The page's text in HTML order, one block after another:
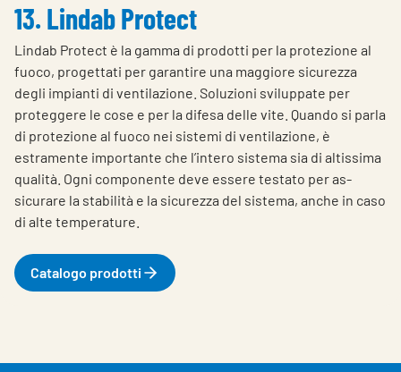
13. Lindab Protect
Lindab Protect è la gamma di prodotti per la protezione al
fuoco, progettati per garantire una maggiore sicurezza
degli impianti di ventilazione. Soluzioni sviluppate per
proteggere le cose e per la difesa delle vite. Quando si parla
di protezione al fuoco nei sistemi di ventilazione, è
estramente importante che l’intero sistema sia di altissima
qualità. Ogni componente deve essere testato per as­
sicurare la stabilità e la sicurezza del sistema, anche in caso
di alte temperature.
Catalogo prodotti